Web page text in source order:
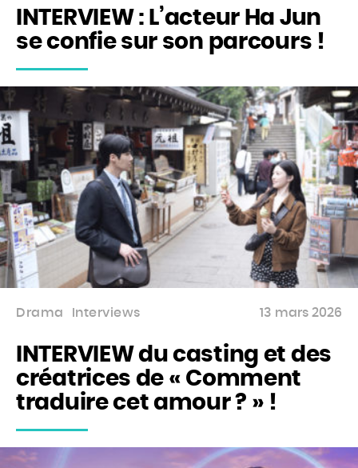
INTERVIEW : L’acteur Ha Jun
se confie sur son parcours !
Drama Interviews
INTERVIEW du casting et des
créatrices de « Comment
traduire cet amour ? » !
13 mars 2026